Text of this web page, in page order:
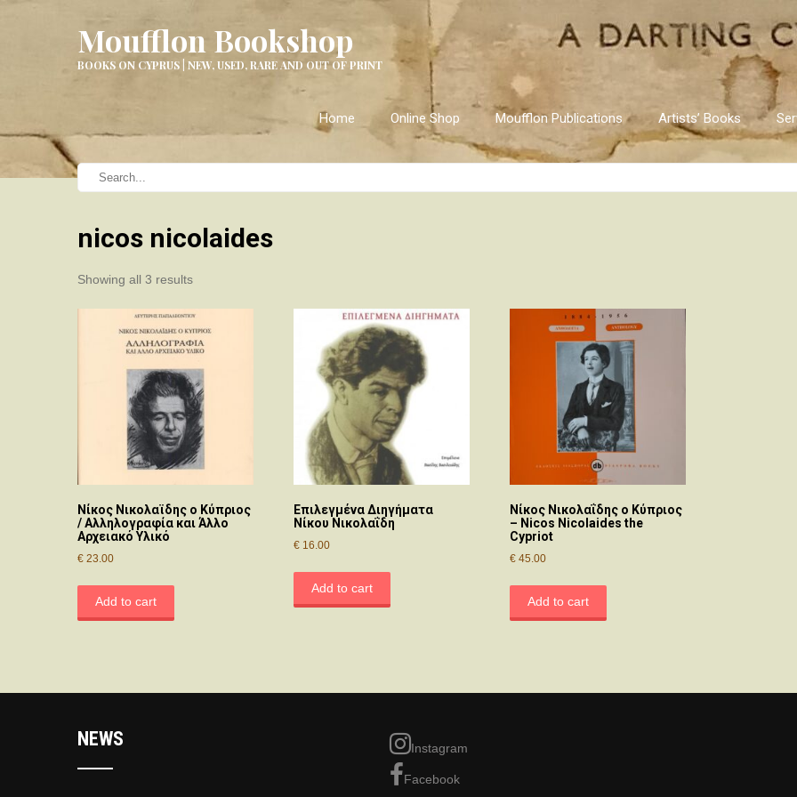
Moufflon Bookshop
BOOKS ON CYPRUS | NEW, USED, RARE AND OUT OF PRINT
Home Online Shop Moufflon Publications Artists’ Books
nicos nicolaides
Showing all 3 resultsSorted
latest
Νίκος Νικολαϊδης ο Κύπριος
/ Αλληλογραφία και Άλλο
Αρχειακό Υλικό
€ 23.00
Add to cart
Επιλεγμένα Διηγήματα
Νίκου Νικολαΐδη
€16.00
Add to cart
Νίκος Νικολαΐδης ο Κύπριος
– Nicos Nicolaides the
Cypriot
€45.00
Add to cart
NEWS Instagram
Facebook